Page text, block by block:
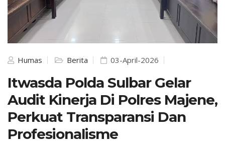
Humas Berita 03-April-2026
Itwasda Polda Sulbar Gelar
Audit Kinerja Di Polres Majene,
Perkuat Transparansi Dan
Profesionalisme